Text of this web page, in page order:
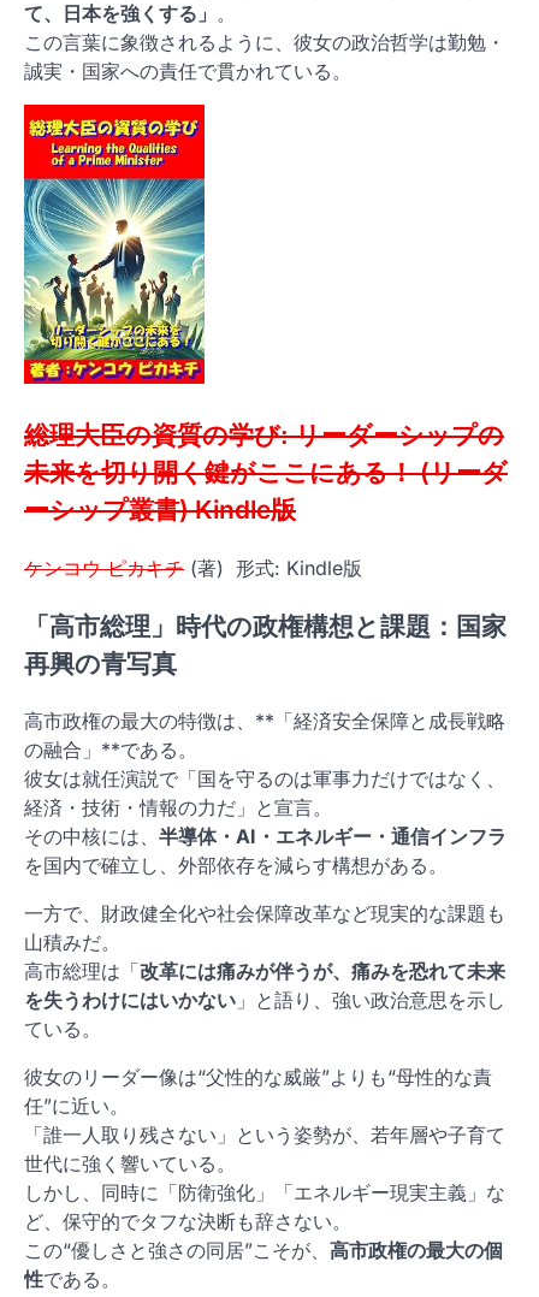
て、日本を強くする」 。
この言葉に象徴されるように、彼女の政治哲学は勤勉・
誠実・国家への責任で貫かれている。
総理大臣の資質の学び: リーダーシップの
未来を切り開く鍵がここにある！ (リーダ
ーシップ叢書)Kindle版
ケンコウ ピカキチ (著) 形式: Kindle版
「高市総理」時代の政権構想と課題：国家
再興の青写真
高市政権の最大の特徴は、**「経済安全保障と成長戦略
の融合」**である。
彼女は就任演説で「国を守るのは軍事力だけではなく、
経済・技術・情報の力だ」と宣言。
その中核には、 半導体・AI・エネルギー・通信インフラ
を国内で確立し、外部依存を減らす構想がある。
一方で、財政健全化や社会保障改革など現実的な課題も
山積みだ。
高市総理は「改革には痛みが伴うが、痛みを恐れて未来
を失うわけにはいかない 」と語り、強い政治意思を示し
ている。
彼女のリーダー像は“父性的な威厳”よりも“母性的な責
任”に近い。
「誰一人取り残さない」という姿勢が、若年層や子育て
世代に強く響いている。
しかし、同時に「防衛強化」「エネルギー現実主義」な
ど、保守的でタフな決断も辞さない。
この“優しさと強さの同居”こそが、 高市政権の最大の個
性である。